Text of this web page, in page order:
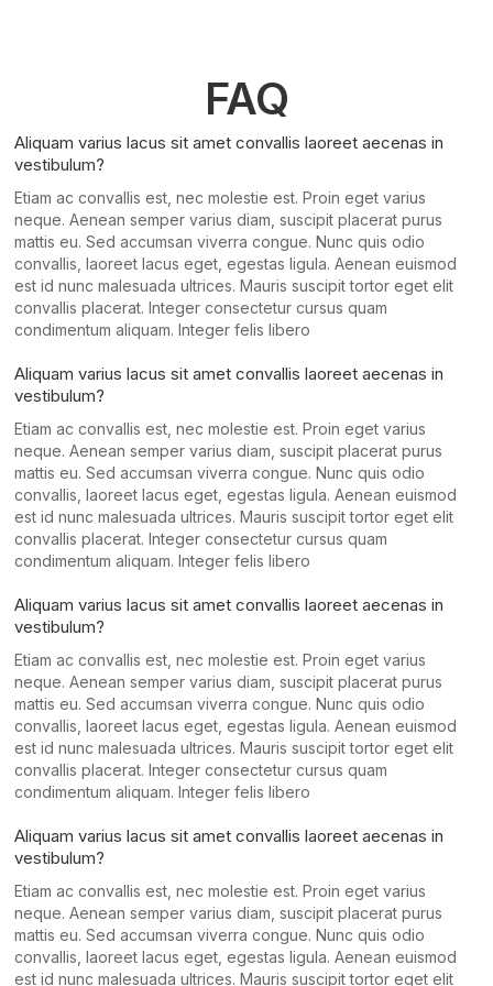
FAQ
Aliquam varius lacus sit amet convallis laoreet aecenas in
vestibulum?
Etiam ac convallis est, nec molestie est. Proin eget varius
neque. Aenean semper varius diam, suscipit placerat purus
mattis eu. Sed accumsan viverra congue. Nunc quis odio
convallis, laoreet lacus eget, egestas ligula. Aenean euismod
est id nunc malesuada ultrices. Mauris suscipit tortor eget elit
convallis placerat. Integer consectetur cursus quam
condimentum aliquam. Integer felis libero
Aliquam varius lacus sit amet convallis laoreet aecenas in
vestibulum?
Etiam ac convallis est, nec molestie est. Proin eget varius
neque. Aenean semper varius diam, suscipit placerat purus
mattis eu. Sed accumsan viverra congue. Nunc quis odio
convallis, laoreet lacus eget, egestas ligula. Aenean euismod
est id nunc malesuada ultrices. Mauris suscipit tortor eget elit
convallis placerat. Integer consectetur cursus quam
condimentum aliquam. Integer felis libero
Aliquam varius lacus sit amet convallis laoreet aecenas in
vestibulum?
Etiam ac convallis est, nec molestie est. Proin eget varius
neque. Aenean semper varius diam, suscipit placerat purus
mattis eu. Sed accumsan viverra congue. Nunc quis odio
convallis, laoreet lacus eget, egestas ligula. Aenean euismod
est id nunc malesuada ultrices. Mauris suscipit tortor eget elit
convallis placerat. Integer consectetur cursus quam
condimentum aliquam. Integer felis libero
Aliquam varius lacus sit amet convallis laoreet aecenas in
vestibulum?
Etiam ac convallis est, nec molestie est. Proin eget varius
neque. Aenean semper varius diam, suscipit placerat purus
mattis eu. Sed accumsan viverra congue. Nunc quis odio
convallis, laoreet lacus eget, egestas ligula. Aenean euismod
est id nunc malesuada ultrices. Mauris suscipit tortor eget elit